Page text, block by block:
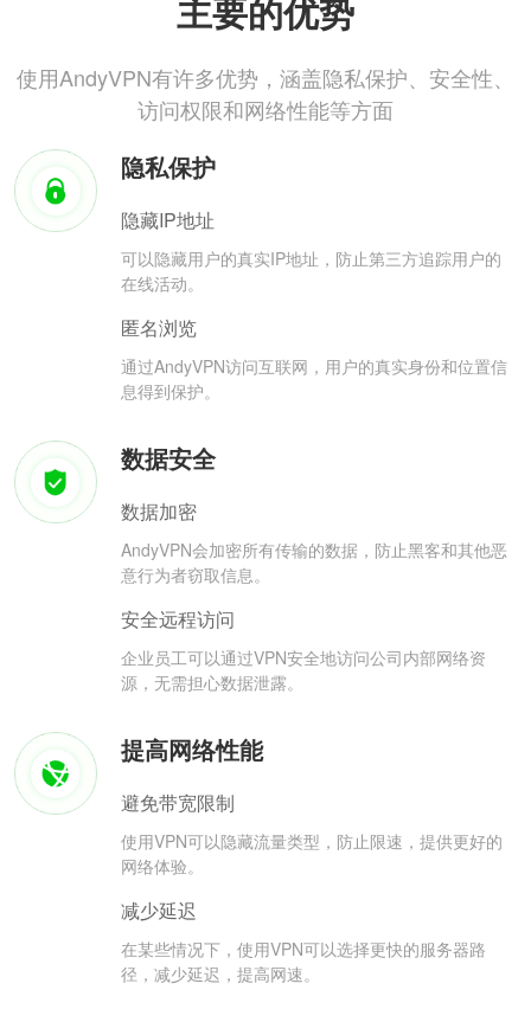
主要的优势
使用AndyVPN有许多优势，涵盖隐私保护、安全性、
访问权限和网络性能等方面
隐私保护
隐藏IP地址
可以隐藏用户的真实IP地址，防止第三方追踪用户的
在线活动。
匿名浏览
通过AndyVPN访问互联网，用户的真实身份和位置信
息得到保护。
数据安全
数据加密
AndyVPN会加密所有传输的数据，防止黑客和其他恶
意行为者窃取信息。
安全远程访问
企业员工可以通过VPN安全地访问公司内部网络资
源，无需担心数据泄露。
提高网络性能
避免带宽限制
使用VPN可以隐藏流量类型，防止限速，提供更好的
网络体验。
减少延迟
在某些情况下，使用VPN可以选择更快的服务器路
径，减少延迟，提高网速。